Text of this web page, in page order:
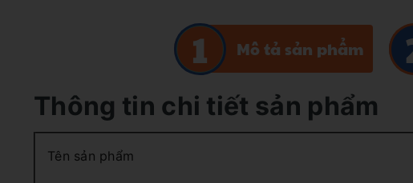
Mô tả sản phẩm
Thông tin chi tiết sản phẩm
Tên sản phẩm